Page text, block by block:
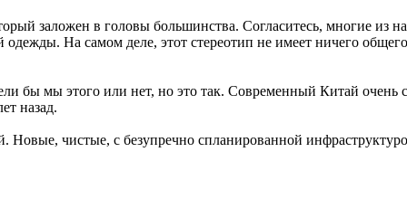
заложен в головы большинства. Согласитесь, многие из
На самом деле, этот стереотип не имеет ничего
бы мы этого или нет, но это так. Современный Китай очень
назад.
Новые, чистые, с безупречно спланированной